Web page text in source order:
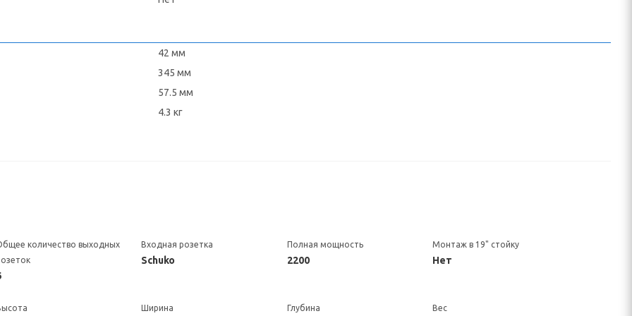
42 мм
345 мм
57.5 мм
4.3 кг
количество выходных
Входная розетка
Schuko
Полная мощность
2200
Монтаж в 19" стойку
Нет
Ширина Глубина Вес